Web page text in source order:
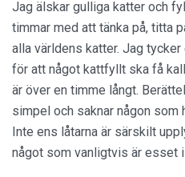
Jag älskar gulliga katter och
timmar med att tänka på, titta
alla världens katter. Jag
för att något kattfyllt ska få
är över en timme långt.
simpel och saknar någon som
Inte ens låtarna är särskilt
något som vanligtvis är esset